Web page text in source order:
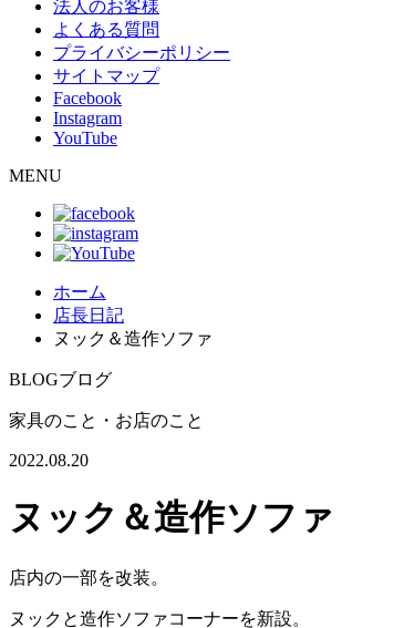
法人のお客様
よくある質問
プライバシーポリシー
サイトマップ
Facebook
Instagram
YouTube
MENU
ホーム
店長日記
ヌック＆造作ソファ
BLOGブログ
家具のこと・お店のこと
2022.08.20
ヌック＆造作ソファ
店内の一部を改装。
ヌックと造作ソファコーナーを新設。